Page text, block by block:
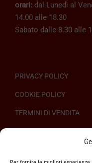
orari: dal Lunedì al
14.00 alle 18.30
Sabato dalle 8.30 alle
PRIVACY POLICY
COOKIE POLICY
TERMINI DI VENDITA